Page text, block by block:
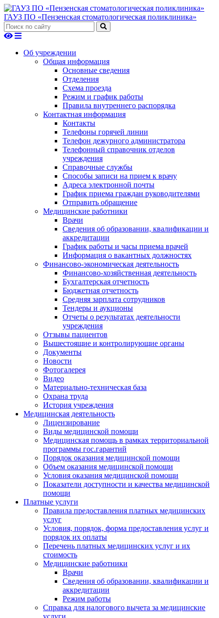
ГАУЗ ПО «Пензенская стоматологическая поликлиника»
Об учреждении
Общая информация
Основные сведения
Отделения
Схема проезда
Режим и график работы
Правила внутреннего распорядка
Контактная информация
Контакты
Телефоны горячей линии
Телефон дежурного администратора
Телефонный справочник отделов
учреждения
Справочные службы
Способы записи на прием к врачу
Адреса электронной почты
График приема граждан руководителями
Отправить обращение
Медицинские работники
Врачи
Сведения об образовании, квалификации и
аккредитации
График работы и часы приема врачей
Информация о вакантных должностях
Финансово-экономическая деятельность
Финансово-хозяйственная деятельность
Бухгалтерская отчетность
Бюджетная отчетность
Средняя зарплата сотрудников
Тендеры и аукционы
Отчеты о результатах деятельности
учреждения
Отзывы пациентов
Вышестоящие и контролирующие органы
Документы
Новости
Фотогалерея
Видео
Материально-техническая база
Охрана труда
История учреждения
Медицинская деятельность
Лицензирование
Виды медицинской помощи
Медицинская помощь в рамках территориальной
программы гос.гарантий
Порядок оказания медицинской помощи
Объем оказания медицинской помощи
Условия оказания медицинской помощи
Показатели доступности и качества медицинской
помощи
Платные услуги
Правила предоставления платных медицинских
услуг
Условия, порядок, форма предоставления услуг и
порядок их оплаты
Перечень платных медицинских услуг и их
стоимость
Медицинские работники
Врачи
Сведения об образовании, квалификации и
аккредитации
Режим работы
Справка для налогового вычета за медицинские
услуги